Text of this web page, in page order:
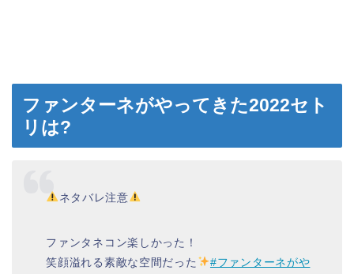
ファンターネがやってきた2022セト
リは?
ネタバレ注意
ファンタネコン楽しかった！
笑顔溢れる素敵な空間だった
#ファンターネがや